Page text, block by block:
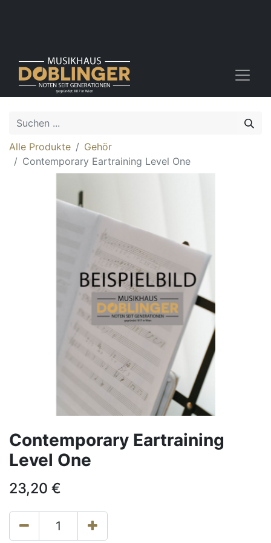
Alle Produkte
Gehör
Contemporary Eartraining Level One
Contemporary Eartraining
Level One
23,20 €